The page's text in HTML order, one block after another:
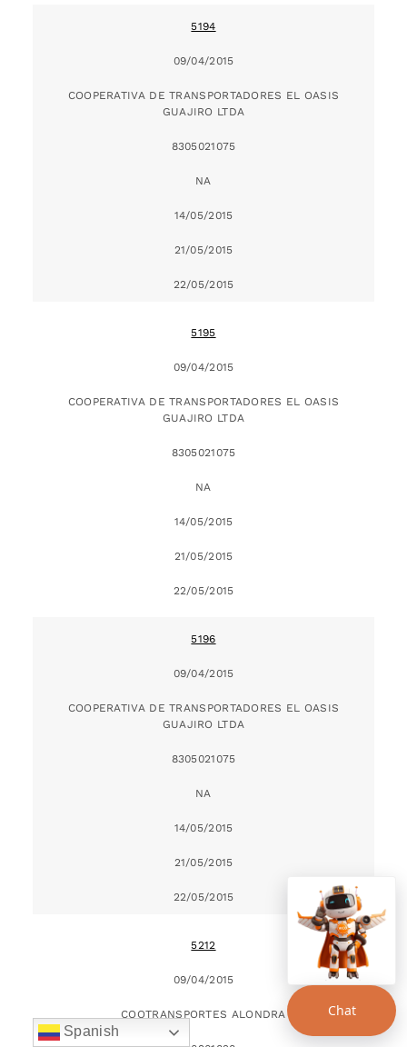
5194
09/04/2015
COOPERATIVA DE TRANSPORTADORES EL OASIS
GUAJIRO LTDA
8305021075
NA
14/05/2015
21/05/2015
22/05/2015
5195
09/04/2015
COOPERATIVA DE TRANSPORTADORES EL OASIS
GUAJIRO LTDA
8305021075
NA
14/05/2015
21/05/2015
22/05/2015
5196
09/04/2015
COOPERATIVA DE TRANSPORTADORES EL OASIS
GUAJIRO LTDA
8305021075
NA
14/05/2015
21/05/2015
22/05/2015
5212
09/04/2015
COOTRANSPORTES ALONDRA
Spanish
Chat